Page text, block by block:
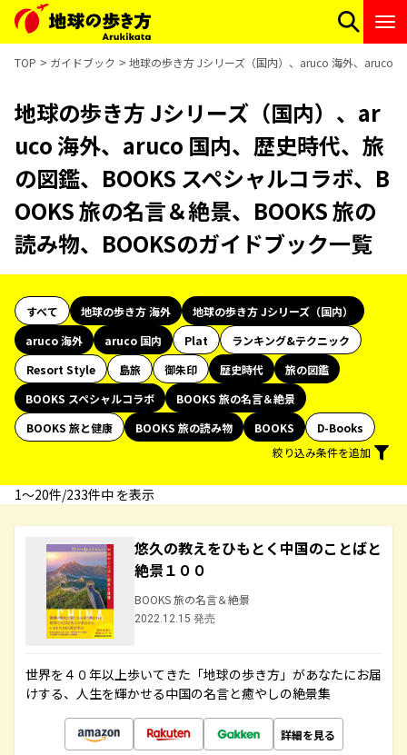
TOP ガイドブック 地球の歩き方 Jシリーズ（国内）、aruco 海外、aruco
地球の歩き方 Jシリーズ（国内）、ar
uco 海外、aruco 国内、歴史時代、旅
の図鑑、BOOKS スペシャルコラボ、B
OOKS 旅の名言＆絶景、BOOKS 旅の
読み物、BOOKSのガイドブック一覧
すべて 地球の歩き方 海外
地球の歩き方 Jシリーズ（国内）
aruco 海外
aruco 国内 Plat
ランキング&テクニック
Resort Style
島旅 御朱印 歴史時代
旅の図鑑
BOOKS スペシャルコラボ
BOOKS 旅の名言＆絶景
BOOKS 旅と健康
BOOKS 旅の読み物 BOOKS
D-Books
絞り込み条件を追加
1〜20件/233件中 を表示
悠久の教えをひもとく中国のことばと
絶景１００
BOOKS 旅の名言＆絶景
2022.12.15 発売
世界を４０年以上歩いてきた「地球の歩き方」があなたにお届
けする、人生を輝かせる中国の名言と癒やしの絶景集
詳細を見る